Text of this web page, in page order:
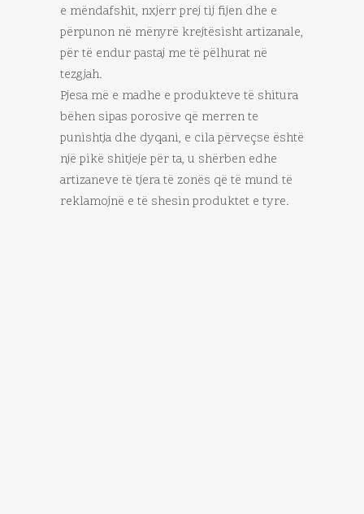
e mëndafshit, nxjerr prej tij fijen dhe e
përpunon në mënyrë krejtësisht artizanale,
për të endur pastaj me të pëlhurat në
tezgjah.
Pjesa më e madhe e produkteve të shitura
bëhen sipas porosive që merren te
punishtja dhe dyqani, e cila përveçse është
një pikë shitjeje për ta, u shërben edhe
artizaneve të tjera të zonës që të mund të
reklamojnë e të shesin produktet e tyre.